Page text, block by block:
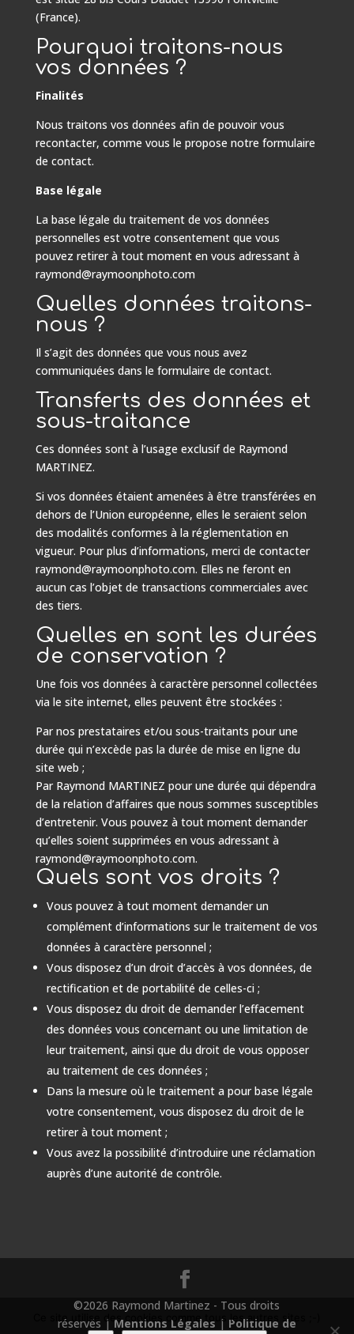
(France).
Pourquoi traitons-nous
vos données ?
Finalités
Nous traitons vos données afin de pouvoir vous
recontacter, comme vous le propose notre formulaire
de contact.
Base légale
La base légale du traitement de vos données
personnelles est votre consentement que vous
pouvez retirer à tout moment en vous adressant à
raymond@raymoonphoto.com
Quelles données traitons-
nous ?
Il s’agit des données que vous nous avez
communiquées dans le formulaire de contact.
Transferts des données et
sous-traitance
Ces données sont à l’usage exclusif de Raymond
MARTINEZ.
Si vos données étaient amenées à être transférées en
dehors de l’Union européenne, elles le seraient selon
des modalités conformes à la réglementation en
vigueur. Pour plus d’informations, merci de contacter
raymond@raymoonphoto.com. Elles ne feront en
aucun cas l’objet de transactions commerciales avec
des tiers.
Quelles en sont les durées
de conservation ?
Une fois vos données à caractère personnel collectées
via le site internet, elles peuvent être stockées :
Par nos prestataires et/ou sous-traitants pour une
durée qui n’excède pas la durée de mise en ligne du
site web ;
Par Raymond MARTINEZ pour une durée qui dépendra
de la relation d’affaires que nous sommes susceptibles
d’entretenir. Vous pouvez à tout moment demander
qu’elles soient supprimées en vous adressant à
raymond@raymoonphoto.com.
Quels sont vos droits ?
Vous pouvez à tout moment demander un
complément d’informations sur le traitement de vos
données à caractère personnel ;
Vous disposez d’un droit d’accès à vos données, de
rectification et de portabilité de celles-ci ;
Vous disposez du droit de demander l’effacement
des données vous concernant ou une limitation de
leur traitement, ainsi que du droit de vous opposer
au traitement de ces données ;
Dans la mesure où le traitement a pour base légale
votre consentement, vous disposez du droit de le
retirer à tout moment ;
Vous avez la possibilité d’introduire une réclamation
auprès d’une autorité de contrôle.
©2026 Raymond Martinez - Tous droits
réservés | Mentions Légales | Politique de
Ce site utilise des cookies comme tous les autres sites ;-)